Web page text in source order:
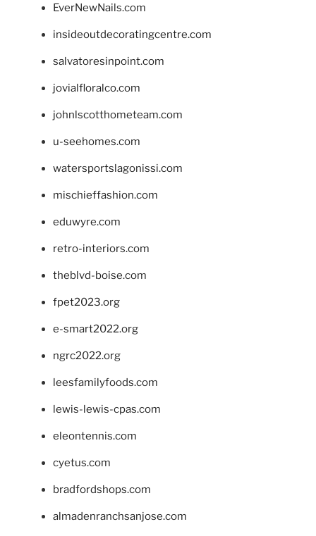
EverNewNails.com
insideoutdecoratingcentre.com
salvatoresinpoint.com
jovialfloralco.com
johnlscotthometeam.com
u-seehomes.com
watersportslagonissi.com
mischieffashion.com
eduwyre.com
retro-interiors.com
theblvd-boise.com
fpet2023.org
e-smart2022.org
ngrc2022.org
leesfamilyfoods.com
lewis-lewis-cpas.com
eleontennis.com
cyetus.com
bradfordshops.com
almadenranchsanjose.com